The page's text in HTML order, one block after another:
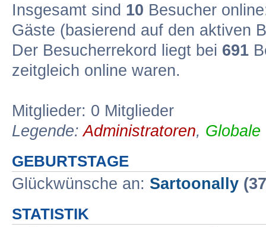
Insgesamt sind 10 Besucher
Gäste (basierend auf den aktiven
Der Besucherrekord liegt bei 691
zeitgleich online waren.
Mitglieder: 0 Mitglieder
Legende:Administratoren, Globale
GEBURTSTAGE
Glückwünsche an: Sartoonally
STATISTIK